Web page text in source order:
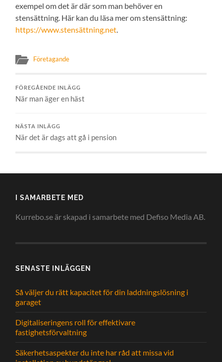
exempel om det är där som man behöver en
stensättning. Här kan du läsa mer om stensättning:
https://www.stensättning.net
Företagande
FÖREGÅENDE INLÄGG
När man äger en häst
NÄSTA INLÄGG
När det är dags att gå i pension
I SAMARBETE MED
Kurrebo.se är skapad i samarbete med Defiso Media AB.
SENASTE INLÄGGEN
Så väljer du rätt kapacitet för din laddningslösning i
garaget
Digitaliseringens roll för effektivare
fastighetsförvaltning
Säkerhetsaspekter du inte har råd att missa vid